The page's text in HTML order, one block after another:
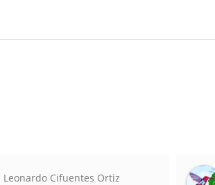
Leonardo Cifuentes Ortiz